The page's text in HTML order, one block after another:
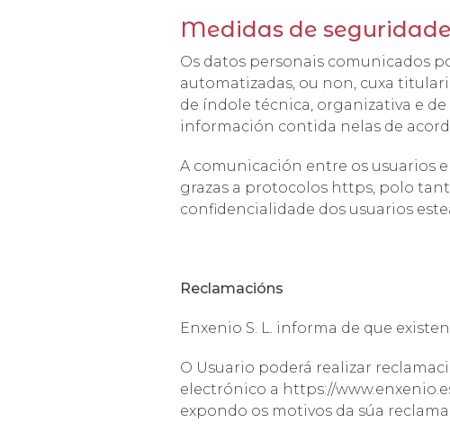
Medidas de seguridade
Os datos personais comunicados
automatizadas, ou non, cuxa
de índole técnica, organizativa e
información contida nelas de
A comunicación entre os usuarios
grazas a protocolos https, polo
confidencialidade dos usuarios
Reclamacións
Enxenio S. L. informa de que
O Usuario poderá realizar
electrónico a https://
expondo os motivos da súa